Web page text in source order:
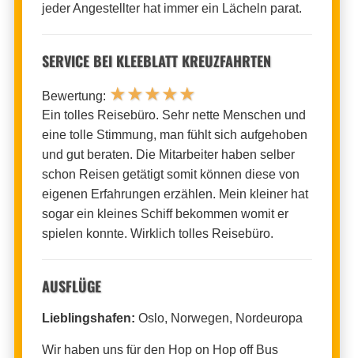
jeder Angestellter hat immer ein Lächeln parat.
SERVICE BEI KLEEBLATT KREUZFAHRTEN
Bewertung: ★★★★★
Ein tolles Reisebüro. Sehr nette Menschen und
eine tolle Stimmung, man fühlt sich aufgehoben
und gut beraten. Die Mitarbeiter haben selber
schon Reisen getätigt somit können diese von
eigenen Erfahrungen erzählen. Mein kleiner hat
sogar ein kleines Schiff bekommen womit er
spielen konnte. Wirklich tolles Reisebüro.
AUSFLÜGE
Lieblingshafen: Oslo, Norwegen, Nordeuropa
Wir haben uns für den Hop on Hop off Bus